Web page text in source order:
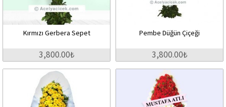
Kırmızı Gerbera Sepet
3,800.00₺
Pembe Düğün Çiçeği
3,800.00₺